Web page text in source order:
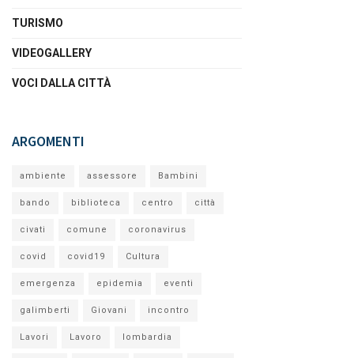
TURISMO
VIDEOGALLERY
VOCI DALLA CITTÀ
ARGOMENTI
ambiente assessore Bambini
bando biblioteca centro città
civati comune coronavirus
covid covid19 Cultura
emergenza epidemia eventi
galimberti Giovani incontro
Lavori Lavoro lombardia